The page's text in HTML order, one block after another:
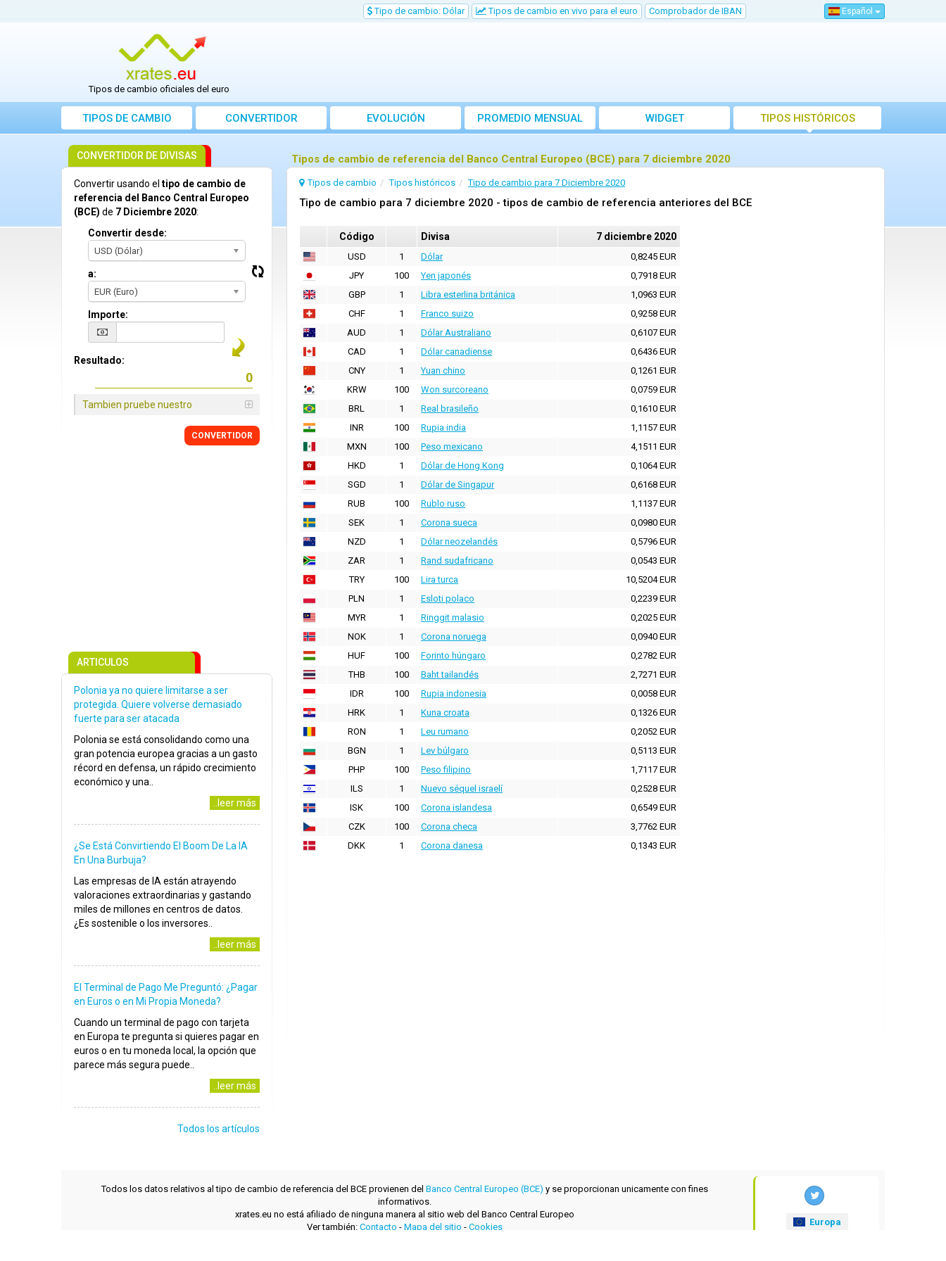
Tipo de cambio: Dólar Tipos de cambio en vivo para el euro Comprobador de IBAN Español
Tipos de cambio oficiales del euro
TIPOS DE CAMBIO CONVERTIDOR EVOLUCIÓN PROMEDIO MENSUAL WIDGET TIPOS HISTÓRICOS
Tipos de cambio de referencia del Banco Central Europeo (BCE) para 7 diciembre 2020
Tipos de cambio Tipos históricos Tipo de cambio para 7 Diciembre 2020
Tipo de cambio para 7 diciembre 2020 - tipos de cambio de referencia anteriores del BCE
Código Divisa 7 diciembre 2020
USD 1 Dólar
0,8245 EUR
JPY
100 Yen japonés
0,7918 EUR
GBP
1 Libra esterlina británica
1,0963 EUR
CHF
1 Franco suizo
0,9258 EUR
AUD
1 Dólar Australiano
0,6107 EUR
CAD
1 Dólar canadiense
0,6436 EUR
CNY
1 Yuan chino
0,1261 EUR
KRW
100 Won surcoreano
0,0759 EUR
BRL
1 Real brasileño
0,1610 EUR
INR
100 Rupia india
1,1157 EUR
MXN
100 Peso mexicano
4,1511 EUR
HKD
1 Dólar de Hong Kong
0,1064 EUR
SGD
1 Dólar de Singapur
0,6168 EUR
RUB
100 Rublo ruso
1,1137 EUR
SEK
1 Corona sueca
0,0980 EUR
NZD
1 Dólar neozelandés
0,5796 EUR
ZAR
1 Rand sudafricano
0,0543 EUR
TRY
100 Lira turca
10,5204 EUR
PLN
1 Esloti polaco
0,2239 EUR
MYR
1 Ringgit malasio
0,2025 EUR
NOK
1 Corona noruega
0,0940 EUR
HUF
100 Forinto húngaro
0,2782 EUR
THB
100 Baht tailandés
2,7271 EUR
IDR
100 Rupia indonesia
0,0058 EUR
HRK
1 Kuna croata
0,1326 EUR
RON
1 Leu rumano
0,2052 EUR
BGN
1 Lev búlgaro
0,5113 EUR
PHP
100 Peso filipino
1,7117 EUR
ILS
1 Nuevo séquel israelí
0,2528 EUR
ISK
100 Corona islandesa
0,6549 EUR
CZK
100 Corona checa
3,7762 EUR
DKK
1 Corona danesa 0,1343 EUR
CONVERTIDOR DE DIVISAS
Convertir usando el tipo de cambio de
referencia del Banco Central Europeo
(BCE) de 7 Diciembre 2020:
Convertir desde:
USD (Dólar)
a:
EUR (Euro)
Importe:
Resultado:
Tambien pruebe nuestro
CONVERTIDOR
ARTICULOS
Polonia ya no quiere limitarse a ser
protegida. Quiere volverse demasiado
fuerte para ser atacada
Polonia se está consolidando como una
gran potencia europea gracias a un gasto
récord en defensa, un rápido crecimiento
económico y una..
..leer más
¿Se Está Convirtiendo El Boom De La IA
En Una Burbuja?
Las empresas de IA están atrayendo
valoraciones extraordinarias y gastando
miles de millones en centros de datos.
¿Es sostenible o los inversores..
..leer más
El Terminal de Pago Me Preguntó: ¿Pagar
en Euros o en Mi Propia Moneda?
Cuando un terminal de pago con tarjeta
en Europa te pregunta si quieres pagar en
euros o en tu moneda local, la opción que
parece más segura puede..
..leer más
Todos los artículos
Todos los datos relativos al tipo de cambio de referencia del BCE provienen del Banco Central Europeo (BCE) y se proporcionan unicamente con fines
informativos.
xrates.eu no está afiliado de ninguna manera al sitio web del Banco Central Europeo
Ver también: Contacto - Mapa del sitio - Cookies
Europa